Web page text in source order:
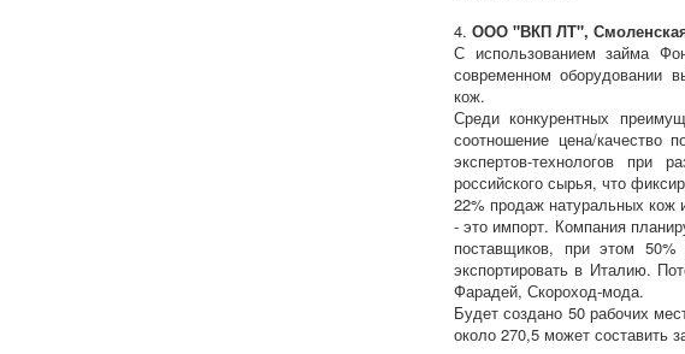
4. ООО "ВКП ЛТ",
С использованием займа
современном оборудовании
кож.
Среди конкурентных
соотношение цена/качество
экспертов-технологов при
российского сырья, что
22% продаж натуральных кож
- это импорт. Компания
поставщиков, при этом 50%
экспортировать в Италию.
Фарадей, Скороход-мода.
Будет создано 50 рабочих
около 270,5 может составить